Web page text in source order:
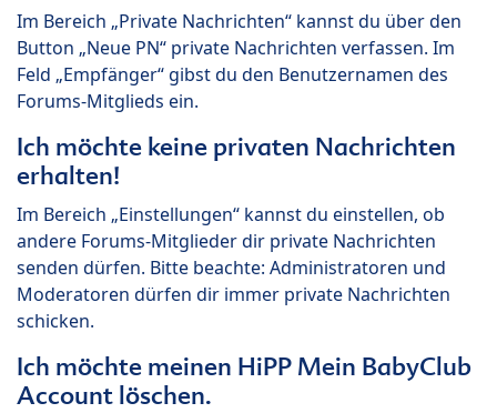
Im Bereich „Private Nachrichten“ kannst du über den
Button „Neue PN“ private Nachrichten verfassen. Im
Feld „Empfänger“ gibst du den Benutzernamen des
Forums-Mitglieds ein.
Ich möchte keine privaten Nachrichten
erhalten!
Im Bereich „Einstellungen“ kannst du einstellen, ob
andere Forums-Mitglieder dir private Nachrichten
senden dürfen. Bitte beachte: Administratoren und
Moderatoren dürfen dir immer private Nachrichten
schicken.
Ich möchte meinen HiPP Mein BabyClub
Account löschen.